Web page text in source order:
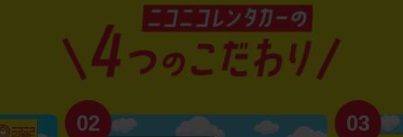
02 03